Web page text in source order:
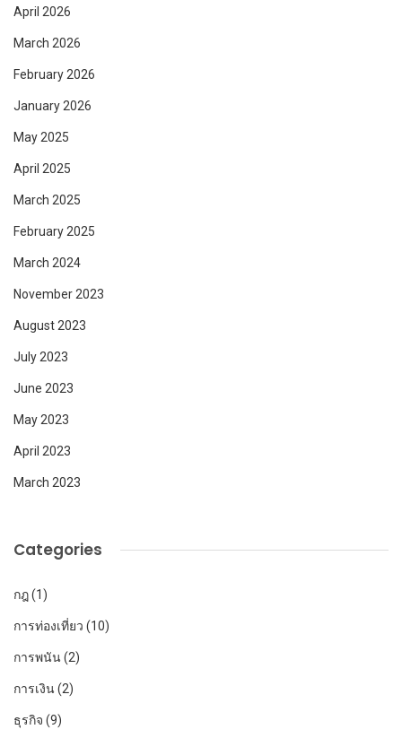
April 2026
March 2026
February 2026
January 2026
May 2025
April 2025
March 2025
February 2025
March 2024
November 2023
August 2023
July 2023
June 2023
May 2023
April 2023
March 2023
Categories
กฎ(1)
การท่องเที่ยว (10)
การพนัน(2)
การเงิน(2)
ธุรกิจ (9)